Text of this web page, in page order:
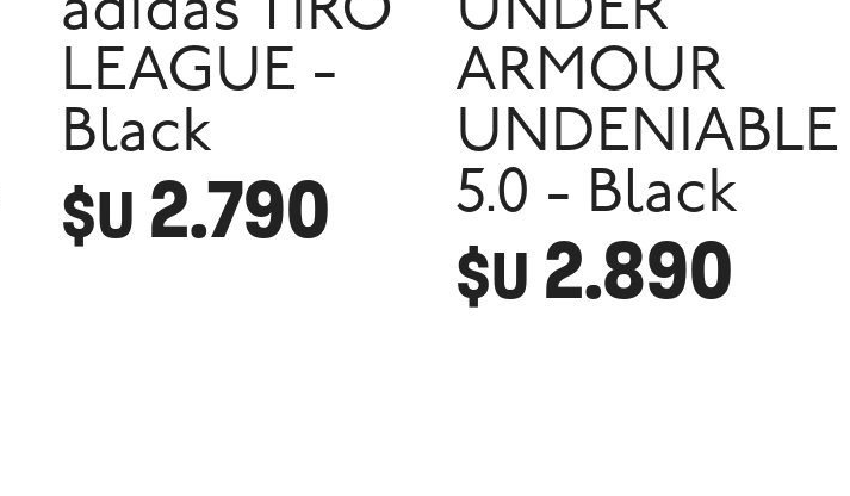
adidas TIRO
LEAGUE -
Black
$U 2.790
UNDER
ARMOUR
UNDENIABLE
5.0 - Black
$U 2.890